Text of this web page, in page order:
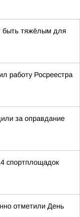
быть тяжёлым для
работу Росреестра
за оправдание
спортплощадок
отметили День